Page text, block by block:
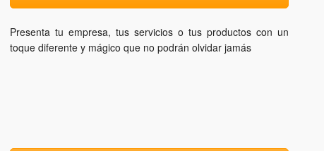
Presenta tu empresa, tus servicios o tus productos con un
toque diferente y mágico que no podrán olvidar jamás